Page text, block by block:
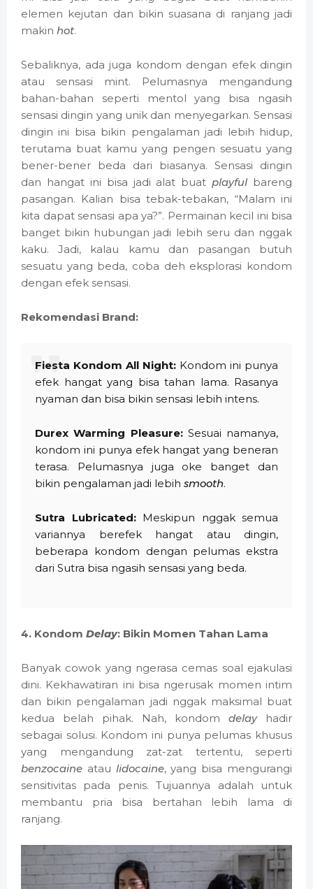
elemen kejutan dan bikin suasana di ranjang jadi
makin hot.
Sebaliknya, ada juga kondom dengan efek dingin
atau sensasi mint. Pelumasnya mengandung
bahan-bahan seperti mentol yang bisa ngasih
sensasi dingin yang unik dan menyegarkan. Sensasi
dingin ini bisa bikin pengalaman jadi lebih hidup,
terutama buat kamu yang pengen sesuatu yang
bener-bener beda dari biasanya. Sensasi dingin
dan hangat ini bisa jadi alat buatplayfulbareng
pasangan. Kalian bisa tebak-tebakan, “Malam ini
kita dapat sensasi apa ya?”. Permainan kecil ini bisa
banget bikin hubungan jadi lebih seru dan nggak
kaku. Jadi, kalau kamu dan pasangan butuh
sesuatu yang beda, coba deh eksplorasi kondom
dengan efek sensasi.
Rekomendasi Brand:
Fiesta Kondom All Night: Kondom ini punya
efek hangat yang bisa tahan lama. Rasanya
nyaman dan bisa bikin sensasi lebih intens.
Durex Warming Pleasure:Sesuai namanya,
kondom ini punya efek hangat yang beneran
terasa. Pelumasnya juga oke banget dan
bikin pengalaman jadi lebih smooth.
Sutra Lubricated:Meskipun nggak semua
variannya berefek hangat atau dingin,
beberapa kondom dengan pelumas ekstra
dari Sutra bisa ngasih sensasi yang beda.
4. Kondom Delay: Bikin Momen Tahan Lama
Banyak cowok yang ngerasa cemas soal ejakulasi
dini. Kekhawatiran ini bisa ngerusak momen intim
dan bikin pengalaman jadi nggak maksimal buat
kedua belah pihak. Nah, kondom delayhadir
sebagai solusi. Kondom ini punya pelumas khusus
yang mengandung zat-zat tertentu, seperti
benzocaine atau lidocaine, yang bisa mengurangi
sensitivitas pada penis. Tujuannya adalah untuk
membantu pria bisa bertahan lebih lama di
ranjang.